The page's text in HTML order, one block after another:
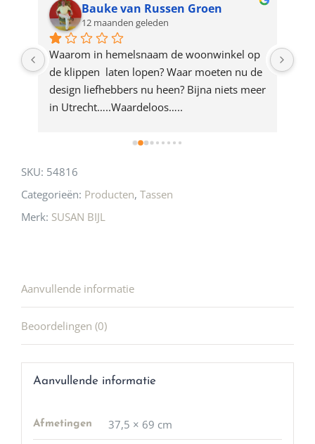
product
Bauke van Russen Groen
12 maanden geleden
Waarom in hemelsnaam de woonwinkel op
de klippen  laten lopen? Waar moeten nu de
design liefhebbers nu heen? Bijna niets meer
in Utrecht…..Waardeloos…..
SKU: 54816
Categorieën: Producten, Tassen
Merk: SUSAN BIJL
Aanvullende informatie
Beoordelingen (0)
Aanvullende informatie
Afmetingen 37,5 × 69 cm